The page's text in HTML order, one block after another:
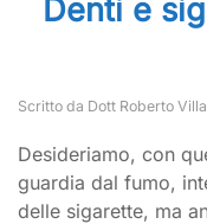
Denti e
Scritto da Dott Roberto Villa
Desideriamo, con
guardia dal fumo,
delle sigarette, ma